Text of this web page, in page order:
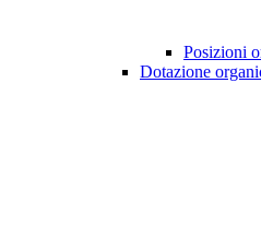
Posizioni
Dotazione